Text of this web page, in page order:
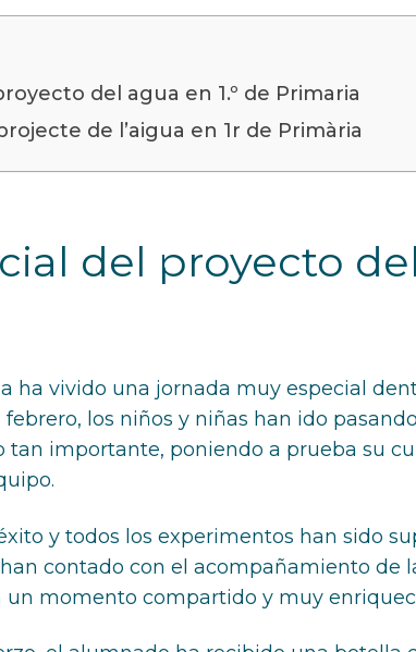
del agua en 1.º de Primaria
de l’aigua en 1r de Primària
del proyecto
ha vivido una jornada muy especial
los niños y niñas han ido
tan importante, poniendo a prueba su
y todos los experimentos han sido
contado con el acompañamiento de
un momento compartido y muy